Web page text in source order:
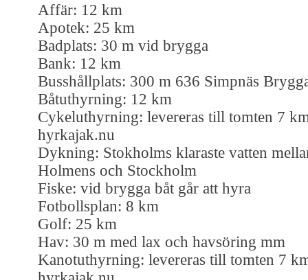
Affär: 12 km
Apotek: 25 km
Badplats: 30 m vid brygga
Bank: 12 km
Busshållplats: 300 m 636 Simpnäs
Båtuthyrning: 12 km
Cykeluthyrning: levereras till tomten 7
hyrkajak.nu
Dykning: Stokholms klaraste vatten
Holmens och Stockholm
Fiske: vid brygga båt går att hyra
Fotbollsplan: 8 km
Golf: 25 km
Hav: 30 m med lax och havsöring mm
Kanotuthyrning: levereras till tomten 7